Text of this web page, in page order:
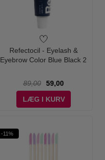
Refectocil - Eyelash &
Eyebrow Color Blue Black 2
89,00
59,00
LÆG I KURV
-11%